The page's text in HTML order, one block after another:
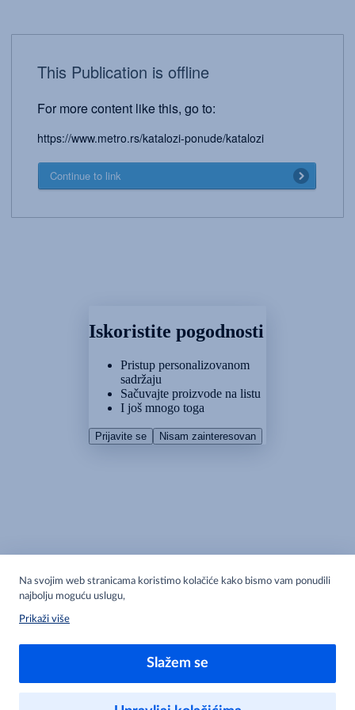
This Publication is offline
For more content like this, go to:
https://www.metro.rs/katalozi-ponude/katalozi
Continue to link
Iskoristite pogodnosti
Pristup personalizovanom
sadržaju
Sačuvajte proizvode na listu
I još mnogo toga
Prijavite se Nisam zainteresovan